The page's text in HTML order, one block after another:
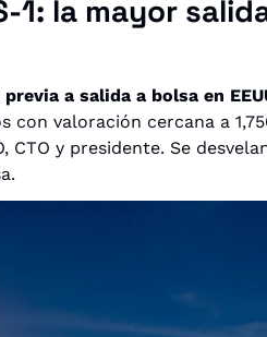
1: la mayor
a salida a bolsa en
con valoración cercana a
CTO y presidente. Se